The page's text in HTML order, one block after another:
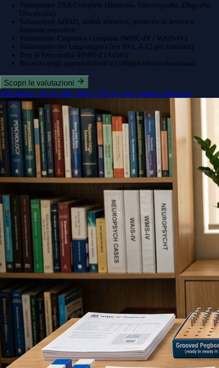
Valutazione DSA Completa (Dislessia, Disortografia, Disgrafia,
Discalculia)
Valutazione ADHD, abilità attentive, memoria di lavoro e
funzioni esecutive
Valutazione Cognitiva Completa (WISC-IV / WAIS-IV)
Valutazione del Linguaggio (Test BVL 4-12 per bambini)
Test di Personalità MMPI-2 (Adulti)
Bilancio degli apprendimenti e colloqui clinico-funzionali
Scopri le valutazioni
Vuoi parlare con un nostro clinico? Prenota una chiamata conoscitiva